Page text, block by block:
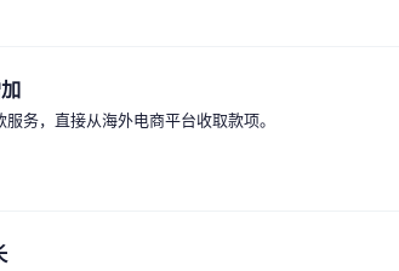
务，直接从海外电商平台收取款项。